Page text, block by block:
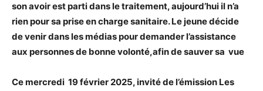
son avoir est parti dans le traitement, aujourd’hui il n’a
rien pour sa prise en charge sanitaire. Le jeune décide
de venir dans les médias pour demander l’assistance
aux personnes de bonne volonté,afin de sauver sa vue
Ce mercredi 19 février 2025, invité de l’émission Les